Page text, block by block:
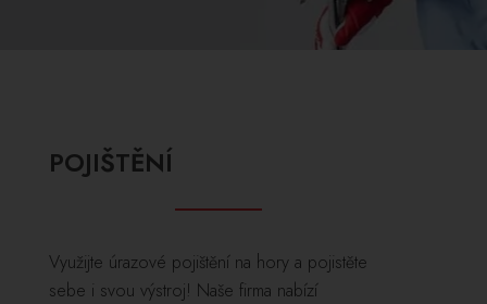
POJIŠTĚNÍ
Využijte úrazové pojištění na hory a pojistěte
sebe i svou výstroj! Naše firma nabízí